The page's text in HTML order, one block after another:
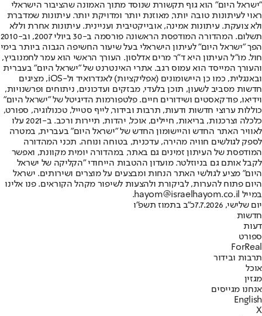
"ישראל היום" הוא גוף תקשורת שנוסד מתוך האמונה שהציבור הישראלי
ראוי לעיתונות טובה יותר, מאוזנת יותר ומדויקת יותר. עיתונות שמדברת
ולא צועקת. עיתונות אמינה, אובייקטיבית ועניינית. עיתונות אחרת וללא
תשלום. המהדורה המודפסת הראשונה פורסמה ב-30 ביולי 2007, וב-2010
הפך "ישראל היום" לעיתון הישראלי בעל שיעור החשיפה הגבוה ביותר בימי
חול. מו"ל העיתון היא ד"ר מרים אדלסון. העורך הראשי הוא עמר לחמנוביץ,
והעורך המייסד הוא עמוס רגב. אתרי האינטרנט של "ישראל היום" בעברית
ובאנגלית, כמו כן היישומונים (אפליקציות) לאנדרואיד ול-iOS, מציגים
חדשות מסביב לשעון, תוכן בלעדי, מבזקים ועדכונים, ניתוחים ופרשנויות,
וידיאו, פודקאסטים ושידורים חיים. פלטפורמות הדיגיטל של "ישראל היום"
כוללות ערוצי חדשות ודעות, תרבות ובידור, לייף סטייל, טכנולוגיה, ספורט,
כלכלה וצרכנות, בריאות, חיילים, אוכל, יהדות, תיירות ורכב. ב-2021 עלו
לאוויר האתר החדש והיישומון החדש של "ישראל היום" בעברית, במטרה
לספק לגולשים חוויה מהירה, עדכנית, בטוחה ונוחה. תכני המהדורה
המודפסת של העיתון זמינים גם באתר, במהדורה יומית מקוונת, ואפשר
לקבל אותם גם בניוזלטר. מועדון ההטבות הייחודי "הקליקה של ישראל
היום" מציע לגולשי האתר הנחות ומבצעים על מוצרים ושירותים. ישראל
היום פתוח להערות, לביקורת ולהצעות לשיפור מקהל הקוראים. פנו אלינו
במייל hayom@israelhayom.co.il.
יום שלישי, 7.7.2026
כ"ב בתמוז תשפ"ו
חדשות
דעות
ספורט
ForReal
תרבות ובידור
אוכל
מגזין
אנחנו מגייסים
English
X